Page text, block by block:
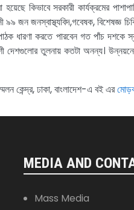
কিভাবে সরকারী কার্যক্রমের
জন জনস্বাস্থ্যবিদ,গবেষক, বিশেষজ্ঞ
ধারণা করতে পারবেন গত পাঁচ দশকে
দেশগুলোর তুলনায় কতটা অনন্য। উন্নয়নে
কেন্দ্র, ঢাকা, বাংলাদেশ-এ বই এর
MEDIA AND
Mass Media